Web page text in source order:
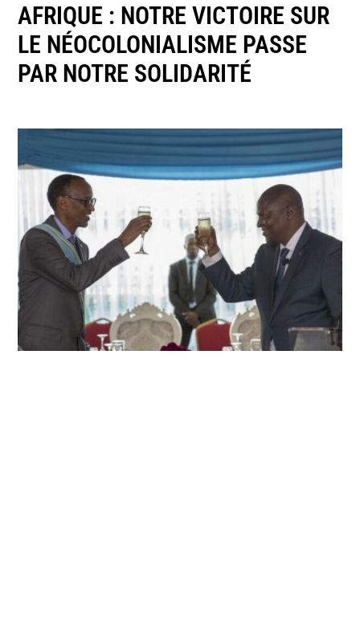
AFRIQUE : NOTRE VICTOIRE SUR
LE NÉOCOLONIALISME PASSE
PAR NOTRE SOLIDARITÉ